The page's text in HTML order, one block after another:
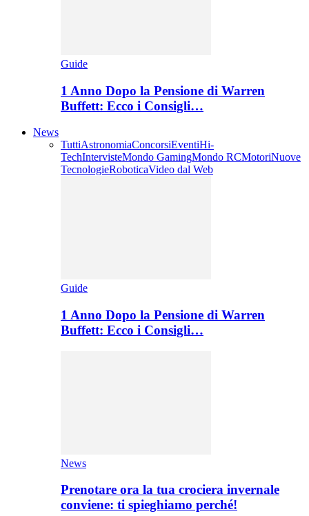
Guide
1 Anno Dopo la Pensione di Warren
Buffett: Ecco i Consigli…
News
TuttiAstronomiaConcorsiEventiHi-
TechIntervisteMondo GamingMondo RCMotoriNuove
TecnologieRoboticaVideo dal Web
Guide
1 Anno Dopo la Pensione di Warren
Buffett: Ecco i Consigli…
News
Prenotare ora la tua crociera invernale
conviene: ti spieghiamo perché!